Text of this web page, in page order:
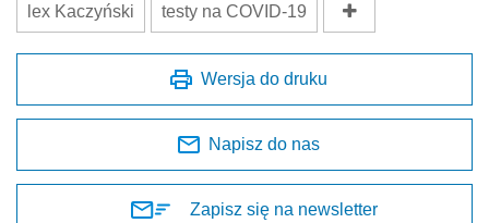
lex Kaczyński testy na COVID-19
Wersja do druku
Napisz do nas
Zapisz się na newsletter